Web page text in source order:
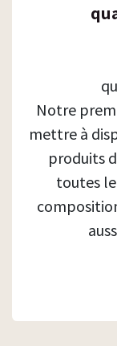
​Notre
mettre à
produits
toutes